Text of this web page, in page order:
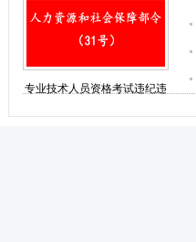
刑事案件
专业技术人员资格考试违纪违